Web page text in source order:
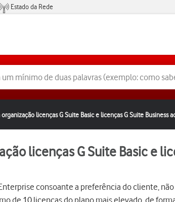
Estado da Rede
licenças G Suite Basic e licenças G Suite Business
licenças G Suite Basic e
consoante a preferência do cliente,
de 10 licenças do plano mais elevado, de